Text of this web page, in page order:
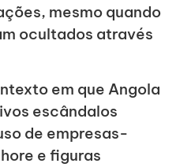
mesmo quando
ocultados através
em que Angola
escândalos
de empresas-
e figuras